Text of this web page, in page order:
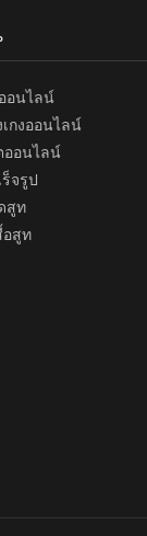
อนไลน์
กงออนไลน์
ออนไลน์
จรูป
สูท
อสูท